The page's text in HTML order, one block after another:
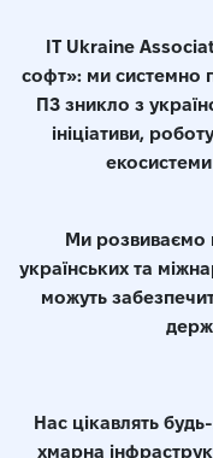
IT Ukraine
софт»: ми системно
ПЗ зникло з
ініціативи,
Ми
українських та
можуть
Нас цікавлять
хмарна